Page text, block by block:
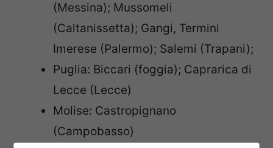
(Messina); Mussomeli
(Caltanissetta); Gangi, Termini
Imerese (Palermo); Salemi (Trapani);
Puglia: Biccari (foggia); Caprarica di
Lecce (Lecce)
Molise: Castropignano
(Campobasso)